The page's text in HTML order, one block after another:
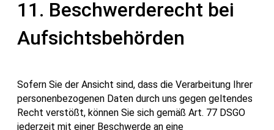
11. Beschwerderecht bei
Aufsichtsbehörden
Sofern Sie der Ansicht sind, dass die Verarbeitung Ihrer
personenbezogenen Daten durch uns gegen geltendes
Recht verstößt, können Sie sich gemäß Art. 77 DSGO
jederzeit mit einer Beschwerde an eine